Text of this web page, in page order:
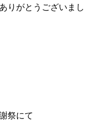
りがとうございまし
祭にて